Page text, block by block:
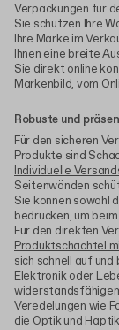
Verpackungen für
Sie schützen Ihre
Ihre Marke im
Ihnen eine breite
Sie direkt online
Markenbild, vom
Robuste und
Für den sicheren
Produkte sind
Individuelle
Seitenwänden
Sie können sowohl
bedrucken, um
Für den direkten
Produktschachtel
sich schnell auf
Elektronik oder
Veredelungen wie
die Optik und